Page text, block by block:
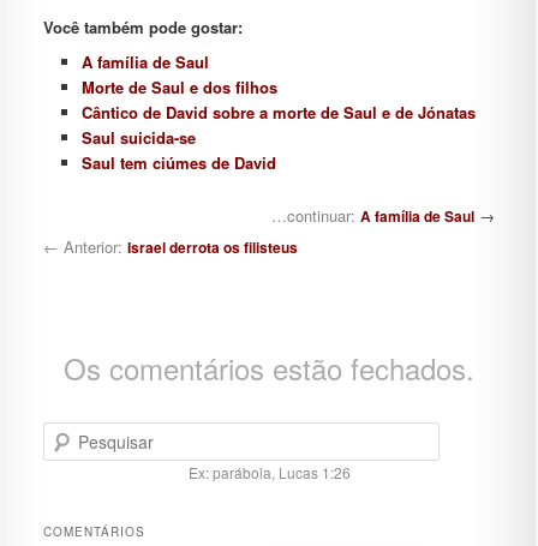
Você também pode gostar:
A família de Saul
Morte de Saul e dos filhos
Cântico de David sobre a morte de Saul e de Jónatas
Saul suicida-se
Saul tem ciúmes de David
…continuar: A família de Saul →
← Anterior: Israel derrota os filisteus
Os comentários estão fechados.
Pesquisar
Ex: parábola, Lucas 1:26
COMENTÁRIOS